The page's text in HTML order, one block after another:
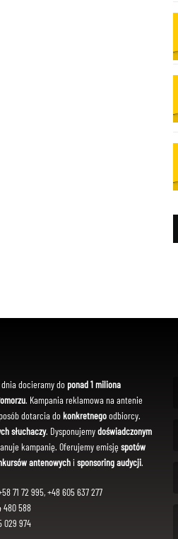
docieramy do ponad 1 miliona
. Kampania reklamowa na antenie
dotarcia dokonkretnegoodbiorcy.
słuchaczy. Dysponujemydoświadczonym
kampanię. Oferujemy emisję spotów
antenowychi sponsoring audycji.
71 72 995, +48 605 637 277
480 588
029 974